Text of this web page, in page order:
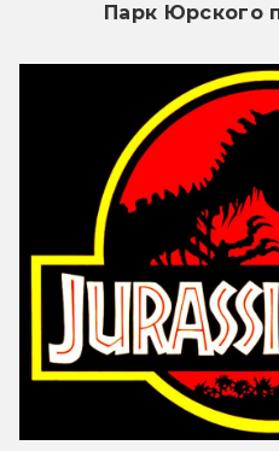
Парк Юрского